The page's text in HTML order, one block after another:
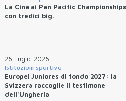
La Cina ai Pan Pacific Championships
con tredici big.
26 Luglio 2026
Istituzioni sportive
Europei Juniores di fondo 2027: la
Svizzera raccoglie il testimone
dell'Ungheria